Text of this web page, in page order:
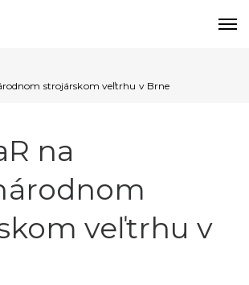
strojárskom veľtrhu v Brne
na
veľtrhu v